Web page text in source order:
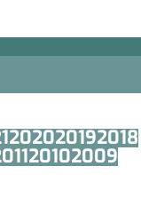
202020192018
20102009